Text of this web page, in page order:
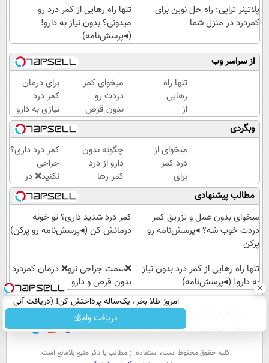
پلاتینر تراپی: راه حل نوین برای
کمردرد در منزل شما
تنها راه رهایی از کمر درد رو
میدونی؟ بدون نیاز به دارو!
(◂پرسش‌نامه)
از سراسر وب
تنها راه
رهایی
از
کمردرد
– بدون
دارو،
بدون
جراحی!
«فرم
پر کن»
میخوای کمر
دردت رو
بدون قرص
برای همیشه
خوب کنی؟
(◂پرسش‌نامه
رو پر کن)
برای درمان
کمر درد
نیازی به دارو
نیست!
(◂پرسش‌نامه
رو پر کن)
وبگردی
میخوای از
درد کمر
برای
همیشه
راحت شی؟
👈
پرسش‌نامه
چگونه بدون
دارو از درد
کمر رها
شوید؟
(◂پرسش‌نامه
رو پرکن)
کمر درد داری؟
جراحی
نکنید❌ در
منزل درمانش
کن
(◂پرسش‌نامه)
مطالب پیشنهادی
میخوای بدون عمل و تزریق کمر
دردت خوب شه؟ ◂پرسش‌نامه رو
پرکن
کمر درد شدید داری؟ تو خونه
درمانش کن (◂پرسش‌نامه رو پرکن)
تنها راه رهایی از کمر درد بدون نیاز
به دارو! (◂پرسش‌نامه)
❌سمت جراحی نرو❌ درمان کمردرد
بدون قرص و دارو
امروز طلا بخر، یک‌ساله پرداختش کن! (دریافت آنی
وام)
دریافت وام💰 عصر ایران۲ تماس با ما
آب و هوا اوقات شرعی سواد زندگی
كليه حقوق محفوظ است، استفاده از مطالب با ذكر منبع بلامانع است.